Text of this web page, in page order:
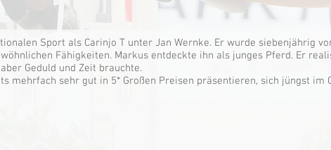
Sport als Carinjo T unter Jan Wernke. Er wurde siebenjährig
Fähigkeiten. Markus entdeckte ihn als junges Pferd. Er
Geduld und Zeit brauchte.
mehrfach sehr gut in 5* Großen Preisen präsentieren, sich jüngst im